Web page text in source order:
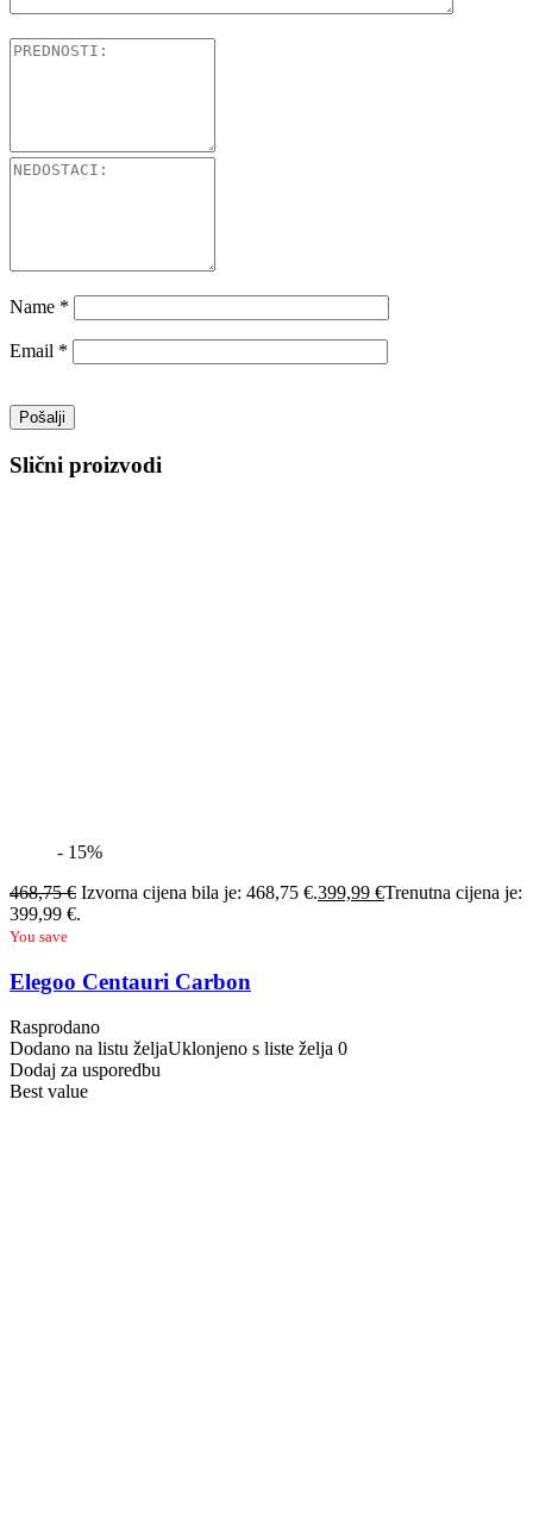
Name *
Email *
Slični proizvodi
- 15%
468,75€ Izvorna cijena bila je: 468,75 €.399,99 €Trenutna cijena je:
399,99 €.
You save
Elegoo Centauri Carbon
Rasprodano
Dodano na listu željaUklonjeno s liste želja 0
Dodaj za usporedbu
Best value